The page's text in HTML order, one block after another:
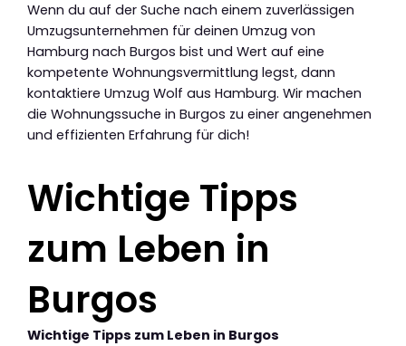
Wenn du auf der Suche nach einem zuverlässigen
Umzugsunternehmen für deinen Umzug von
Hamburg nach Burgos bist und Wert auf eine
kompetente Wohnungsvermittlung legst, dann
kontaktiere Umzug Wolf aus Hamburg. Wir machen
die Wohnungssuche in Burgos zu einer angenehmen
und effizienten Erfahrung für dich!
Wichtige Tipps
zum Leben in
Burgos
Wichtige Tipps zum Leben in Burgos